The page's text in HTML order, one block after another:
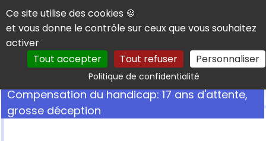
Panneau de gestion des cookies
Ce site utilise des cookies 🍪
et vous donne le contrôle sur ceux que vous souhaitez
activer
Tout accepter
Tout refuser Personnaliser
Politique de confidentialitéRechercher
Compensation du handicap: 17 ans d'attente,
grosse déception